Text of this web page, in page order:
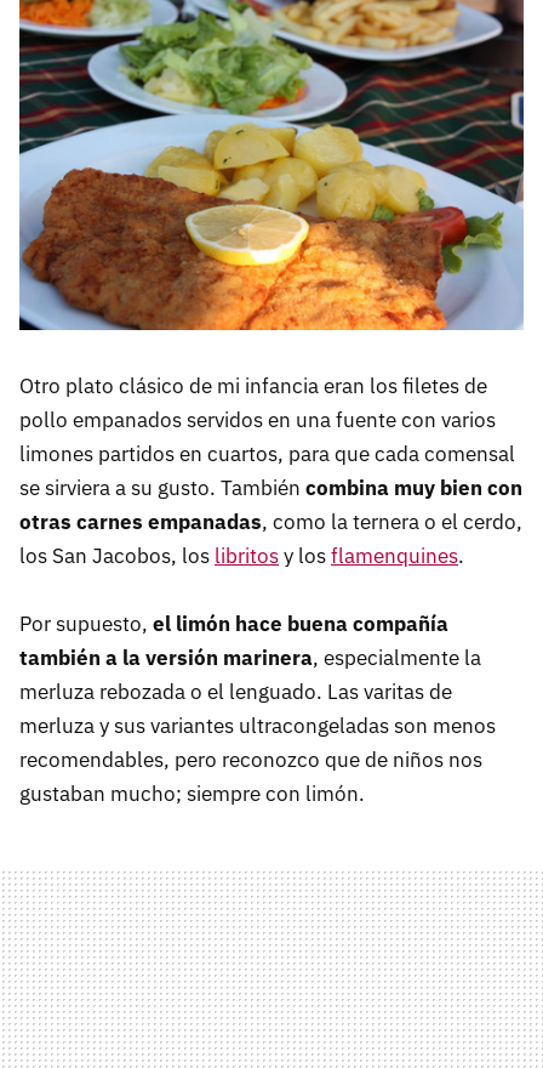
Otro plato clásico de mi infancia eran los filetes de
pollo empanados servidos en una fuente con varios
limones partidos en cuartos, para que cada comensal
se sirviera a su gusto. También combina muy bien con
otras carnes empanadas, como la ternera o el cerdo,
los San Jacobos, los libritosy losflamenquines.
Por supuesto, el limón hace buena compañía
también a la versión marinera, especialmente la
merluza rebozada o el lenguado. Las varitas de
merluza y sus variantes ultracongeladas son menos
recomendables, pero reconozco que de niños nos
gustaban mucho; siempre con limón.